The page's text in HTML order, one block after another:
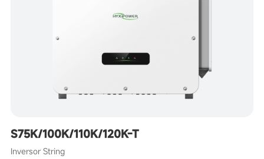
S75K/100K/110K/120K-T
Inversor String